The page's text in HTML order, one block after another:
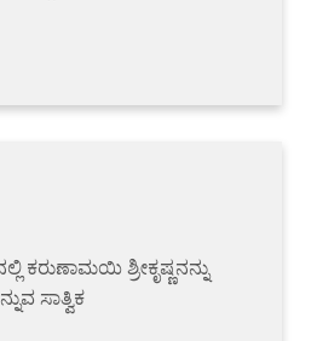
ಶ್ರೀಕೃಷ್ಣನನ್ನು
ಸಾತ್ವಿಕ